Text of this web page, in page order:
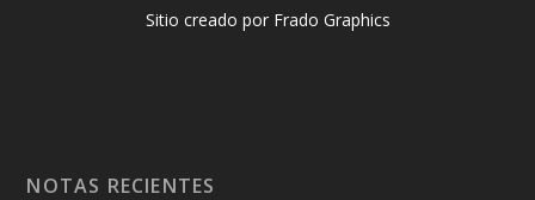
Sitio creado por Frado Graphics
NOTAS RECIENTES